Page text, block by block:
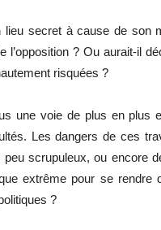
lieu secret à cause de son
l’opposition ? Ou aurait-il
risquées ?
une voie de plus en plus
Les dangers de ces
scrupuleux, ou encore
extrême pour se rendre
?